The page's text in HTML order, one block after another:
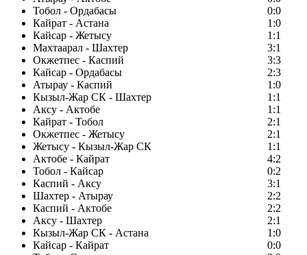
Тобол - Ордабасы
0:0
Кайрат - Астана
1:0
Кайсар - Жетысу
1:1
Махтаарал - Шахтер
3:1
Окжетпес - Каспий
3:3
Кайсар - Ордабасы
2:3
Атырау - Каспий
1:0
Кызыл-Жар СК - Шахтер
1:1
Аксу - Актобе
1:1
Кайрат - Тобол
2:1
Окжетпес - Жетысу
2:1
Жетысу - Кызыл-Жар СК
1:1
Актобе - Кайрат
4:2
Тобол - Кайсар
0:2
Каспий - Аксу
3:1
Шахтер - Атырау
2:2
Каспий - Актобе
2:2
Аксу - Шахтер
2:1
Кызыл-Жар СК - Астана
1:0
Кайсар - Кайрат
0:0